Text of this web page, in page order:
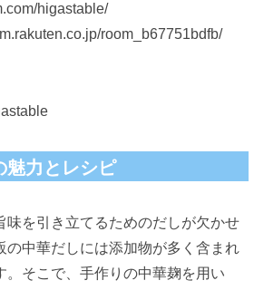
higastable/
room_b67751bdfb/
魅力とレシピ
味を引き立てるためのだしが欠かせ
の中華だしには添加物が多く含まれ
。そこで、手作りの中華麹を用い